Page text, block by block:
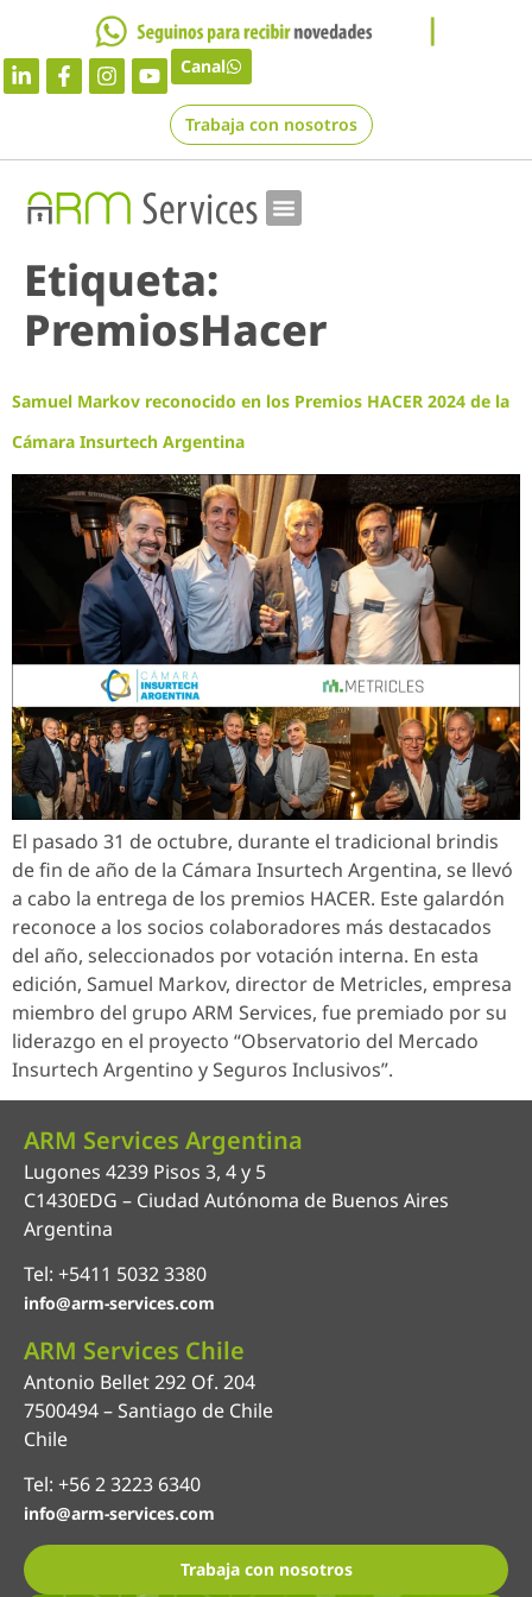
Canal
Trabaja con nosotros
Etiqueta:
PremiosHacer
Samuel Markov reconocido en los Premios HACER 2024 de la
Cámara Insurtech Argentina
El pasado 31 de octubre, durante el tradicional brindis
de fin de año de la Cámara Insurtech Argentina, se llevó
a cabo la entrega de los premios HACER. Este galardón
reconoce a los socios colaboradores más destacados
del año, seleccionados por votación interna. En esta
edición, Samuel Markov, director de Metricles, empresa
miembro del grupo ARM Services, fue premiado por su
liderazgo en el proyecto “Observatorio del Mercado
Insurtech Argentino y Seguros Inclusivos”.
ARM Services Argentina
Lugones 4239 Pisos 3, 4 y 5
C1430EDG – Ciudad Autónoma de Buenos Aires
Argentina
Tel: +5411 5032 3380
info@arm-services.com
ARM Services Chile
Antonio Bellet 292 Of. 204
7500494 – Santiago de Chile
Chile
Tel: +56 2 3223 6340
info@arm-services.com
Trabaja con nosotros